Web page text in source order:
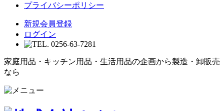
プライバシーポリシー
新規会員登録
ログイン
家庭用品・キッチン用品・生活用品の企画から製造・卸販売
なら